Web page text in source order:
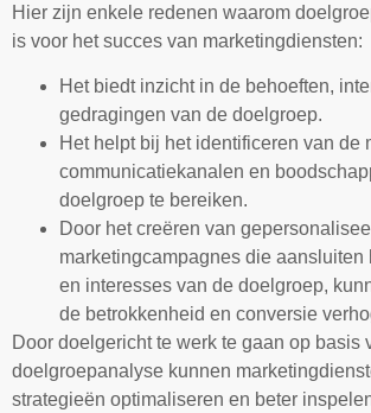
Hier zijn enkele redenen waarom
is voor het succes van marketingdiensten:
Het biedt inzicht in de behoeften,
gedragingen van de doelgroep.
Het helpt bij het identificeren van de
communicatiekanalen en
doelgroep te bereiken.
Door het creëren van
marketingcampagnes die aansluiten
en interesses van de doelgroep,
de betrokkenheid en conversie
Door doelgericht te werk te gaan op basis
doelgroepanalyse kunnen
strategieën optimaliseren en beter